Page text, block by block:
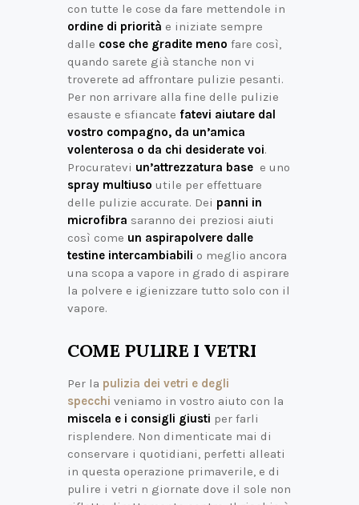
con tutte le cose da fare mettendole in
ordine di priorità e iniziate sempre
dalle cose che gradite meno fare così,
quando sarete già stanche non vi
troverete ad affrontare pulizie pesanti.
Per non arrivare alla fine delle pulizie
esauste e sfiancate fatevi aiutare dal
vostro compagno, da un’amica
volenterosa o da chi desiderate voi.
Procuratevi un’attrezzatura base e uno
spray multiuso utile per effettuare
delle pulizie accurate. Dei panni in
microfibra saranno dei preziosi aiuti
così come un aspirapolvere dalle
testine intercambiabili o meglio ancora
una scopa a vapore in grado di aspirare
la polvere e igienizzare tutto solo con il
vapore.
COME PULIRE I VETRI
Per la pulizia dei vetri e degli
specchi veniamo in vostro aiuto con la
miscela e i consigli giusti per farli
risplendere. Non dimenticate mai di
conservare i quotidiani, perfetti alleati
in questa operazione primaverile, e di
pulire i vetri n giornate dove il sole non